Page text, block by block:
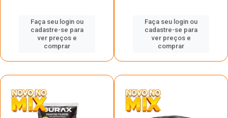
Faça seu login ou
cadastre-se para
ver preços e
comprar
Faça seu login ou
cadastre-se para
ver preços e
comprar